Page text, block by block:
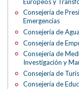
Consejería de
Emergencias
Consejería de
Consejería de
Consejería de
Investigación y
Consejería de
Consejería de